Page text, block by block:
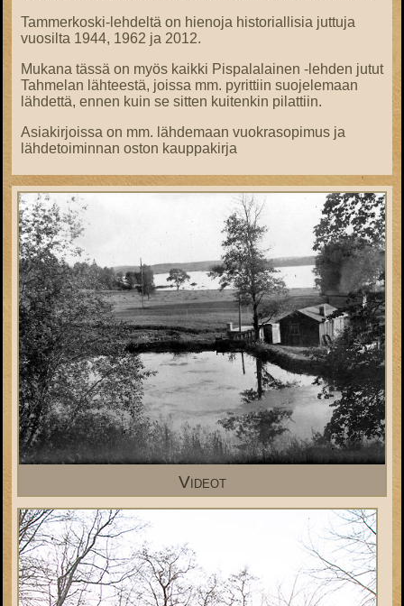
Tammerkoski-lehdeltä on hienoja historiallisia juttuja
vuosilta 1944, 1962 ja 2012.
Mukana tässä on myös kaikki Pispalalainen -lehden jutut
Tahmelan lähteestä, joissa mm. pyrittiin suojelemaan
lähdettä, ennen kuin se sitten kuitenkin pilattiin.
Asiakirjoissa on mm. lähdemaan vuokrasopimus ja
lähdetoiminnan oston kauppakirja
Videot